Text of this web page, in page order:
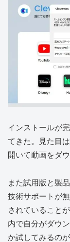
インストールが
てきた。見た目
開いて動画をダ
また試用版と製
技術サポートが
されていること
内で自分がダウ
か試してみるのが